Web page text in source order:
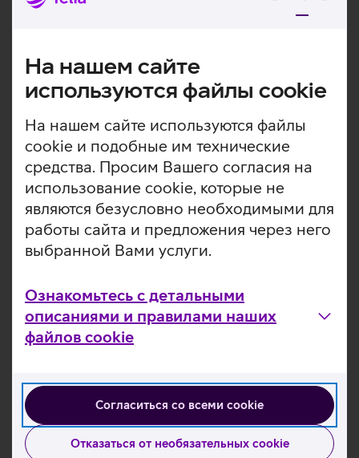
На нашем сайте
используются файлы cookie
На нашем сайте используются файлы
cookie и подобные им технические
средства. Просим Вашего согласия на
использование cookie, которые не
являются безусловно необходимыми для
работы сайта и предложения через него
выбранной Вами услуги.
Ознакомьтесь с детальными
описаниями и правилами наших
файлов cookie
Согласиться со всеми cookie
Отказаться от необязательных cookie
Мы предлагаем высококачественные
инфраструктурные решения передачи данных
Подробнее